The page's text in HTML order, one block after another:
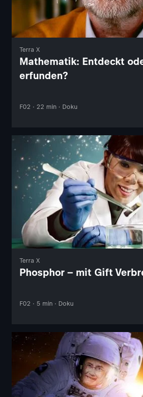
Terra X
Mathematik: Entdeckt
erfunden?
F02 · 22 min · Doku
Terra X
Phosphor – mit Gift
F02 · 5 min · Doku